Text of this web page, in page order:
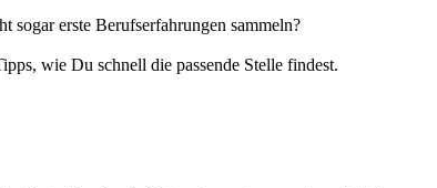
erste Berufserfahrungen sammeln?
wie Du schnell die passende Stelle findest.